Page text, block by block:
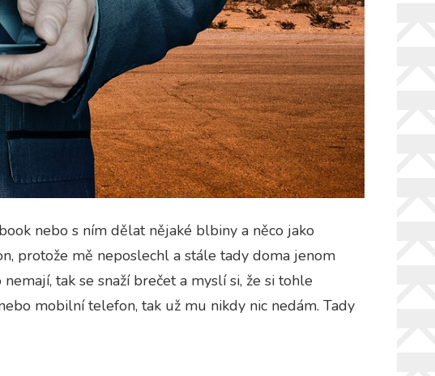
nebo s ním dělat nějaké blbiny a něco jako
protože mě neposlechl a stále tady doma jenom
tak se snaží brečet a myslí si, že si tohle
mobilní telefon, tak už mu nikdy nic nedám. Tady